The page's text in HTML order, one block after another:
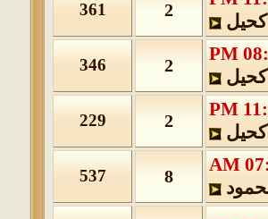
361
346
229
537